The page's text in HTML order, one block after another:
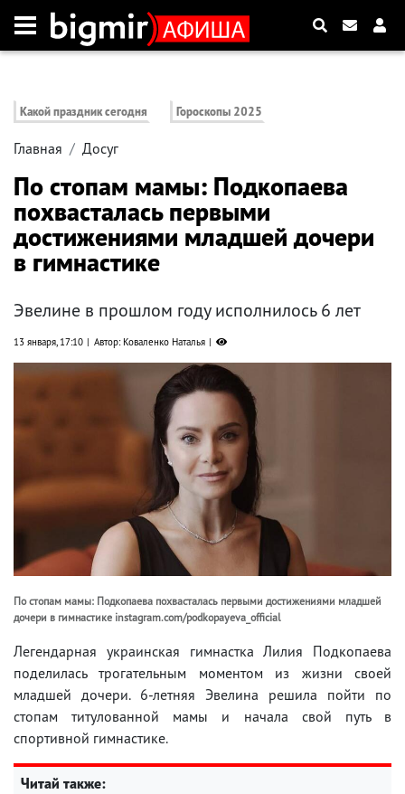
Какой праздник сегодня Гороскопы 2025
Главная Досуг
По стопам мамы: Подкопаева
похвасталась первыми
достижениями младшей дочери
в гимнастике
Эвелине в прошлом году исполнилось 6 лет
13 января, 17:10 Автор: Коваленко Наталья
По стопам мамы: Подкопаева похвасталась первыми достижениями младшей
дочери в гимнастике instagram.com/podkopayeva_official
Легендарная украинская гимнастка Лилия Подкопаева
поделилась трогательным моментом из жизни своей
младшей дочери. 6-летняя Эвелина решила пойти по
стопам титулованной мамы и начала свой путь в
спортивной гимнастике.
Читай также: